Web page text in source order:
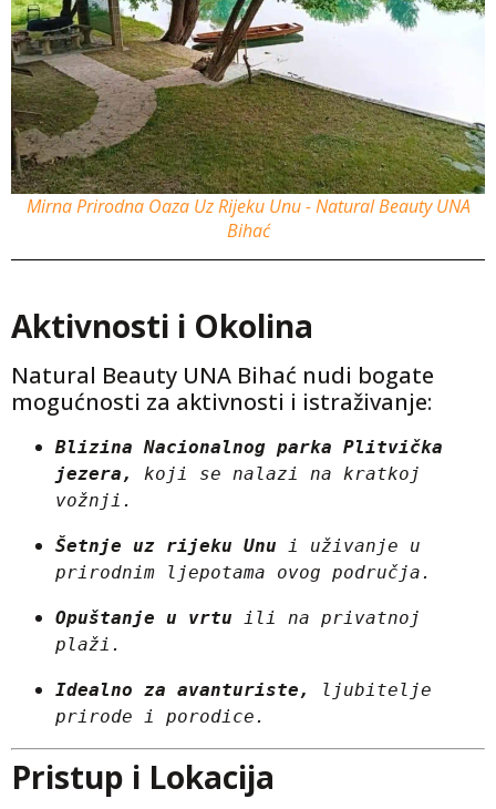
Mirna Prirodna Oaza Uz Rijeku Unu - Natural Beauty UNA
Bihać
Aktivnosti i Okolina
Natural Beauty UNA Bihać nudi bogate
mogućnosti za aktivnosti i istraživanje:
Blizina Nacionalnog parka Plitvička
jezera,
koji se nalazi na kratkoj
vožnji.
Šetnje uz rijeku Unu i uživanje u
prirodnim ljepotama ovog područja.
Opuštanje u vrtu ili na privatnoj
plaži.
Idealno za avanturiste,
ljubitelje
prirode i porodice.
Pristup i Lokacija